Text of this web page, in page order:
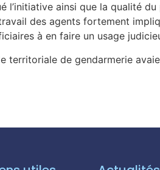
l’initiative ainsi que la qualité
des agents fortement
à en faire un usage
de gendarmerie